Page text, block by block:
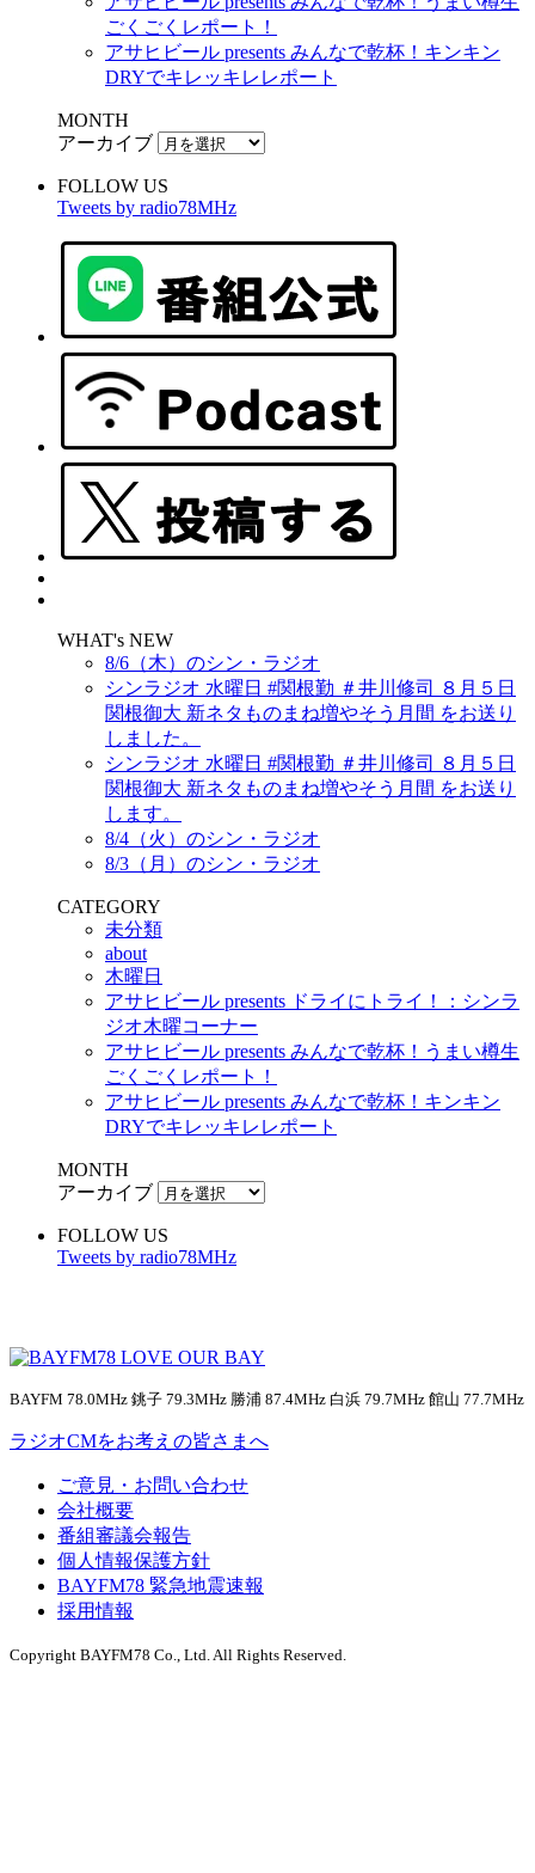
ごくごくレポート！
アサヒビール presents みんなで乾杯！キンキン
DRYでキレッキレレポート
MONTH
アーカイブ
FOLLOW US
Tweets by radio78MHz
WHAT's NEW
8/6（木）のシン・ラジオ
シンラジオ 水曜日 #関根勤 ＃井川修司 ８月５日
関根御大 新ネタものまね増やそう月間 をお送り
しました。
シンラジオ 水曜日 #関根勤 ＃井川修司 ８月５日
関根御大 新ネタものまね増やそう月間 をお送り
します。
8/4（火）のシン・ラジオ
8/3（月）のシン・ラジオ
CATEGORY
未分類
about
木曜日
アサヒビール presents ドライにトライ！：シンラ
ジオ木曜コーナー
アサヒビール presents みんなで乾杯！うまい樽生
ごくごくレポート！
アサヒビール presents みんなで乾杯！キンキン
DRYでキレッキレレポート
MONTH
アーカイブ
FOLLOW US
Tweets by radio78MHz
BAYFM 78.0MHz 銚子 79.3MHz 勝浦 87.4MHz 白浜 79.7MHz 館山 77.7MHz
ラジオCMをお考えの皆さまへ
ご意見・お問い合わせ
会社概要
番組審議会報告
個人情報保護方針
BAYFM78 緊急地震速報
採用情報
Copyright BAYFM78 Co., Ltd. All Rights Reserved.